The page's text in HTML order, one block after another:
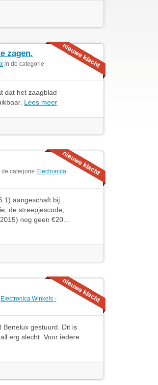
zagen.
in de categorie
dat het zaagblad
Lees meer
de categorie Electronica
aangeschaft bij
de streepjescode,
nog geen €20...
Electronica Winkels -
Benelux gestuurd. Dit is
erg slecht. Voor iedere